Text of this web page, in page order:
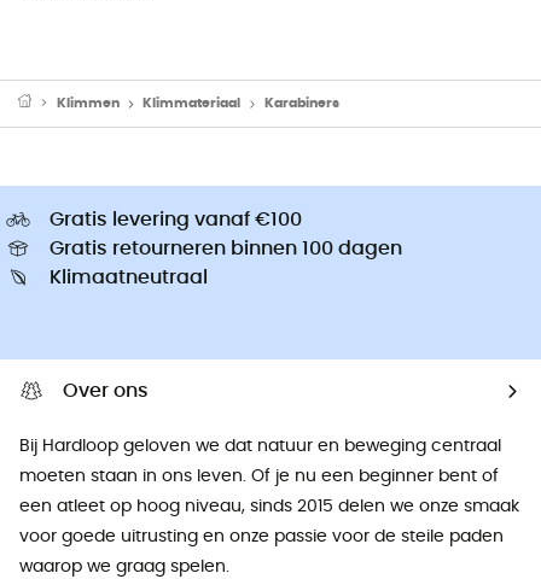
Klimmen Klimmateriaal Karabiners
Gratis levering vanaf €100
Gratis retourneren binnen 100 dagen
Klimaatneutraal
Over ons
Bij Hardloop geloven we dat natuur en beweging centraal
moeten staan ​​in ons leven. Of je nu een beginner bent of
een atleet op hoog niveau, sinds 2015 delen we onze smaak
voor goede uitrusting en onze passie voor de steile paden
waarop we graag spelen.